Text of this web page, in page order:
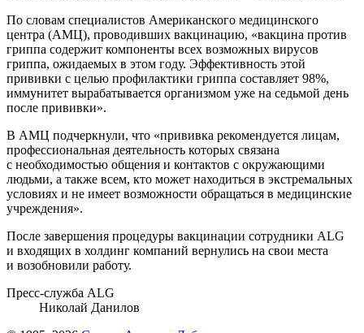
По словам специалистов Американского медицинского
центра (АМЦ), проводивших вакцинацию, «вакцина против
гриппа содержит компоненты всех возможных вирусов
гриппа, ожидаемых в этом году. Эффективность этой
прививки с целью профилактики гриппа составляет 98%,
иммунитет вырабатывается организмом уже на седьмой день
после прививки».
В АМЦ подчеркнули, что «прививка рекомендуется лицам,
профессиональная деятельность которых связана
с необходимостью общения и контактов с окружающими
людьми, а также всем, кто может находиться в экстремальных
условиях и не имеет возможности обращаться в медицинские
учреждения».
После завершения процедуры вакцинации сотрудники ALG
и входящих в холдинг компаний вернулись на свои места
и возобновили работу.
Пресс-служба ALG
Николай Данилов